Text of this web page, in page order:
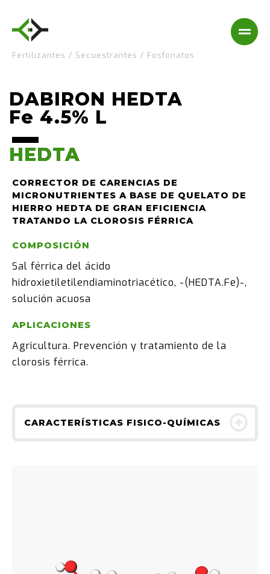
Fertilizantes / Secuestrantes / Fosfonatos
DABIRON HEDTA
Fe 4.5% L
HEDTA
HEDTA
CORRECTOR DE CARENCIAS DE
MICRONUTRIENTES A BASE DE QUELATO DE
HIERRO HEDTA DE GRAN EFICIENCIA
TRATANDO LA CLOROSIS FÉRRICA
COMPOSICIÓN
Sal férrica del ácido
hidroxietiletilendiaminotriacético, -(HEDTA.Fe)-,
solución acuosa
APLICACIONES
Agricultura. Prevención y tratamiento de la
clorosis férrica.
CARACTERÍSTICAS FISICO-QUÍMICAS